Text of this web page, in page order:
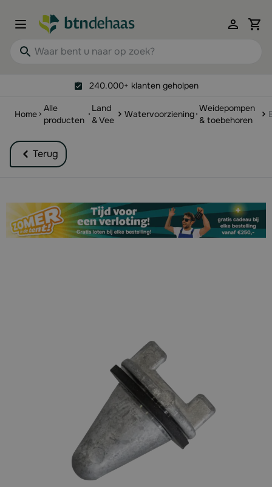
Waar bent u naar op zoek?
240.000+ klanten geholpen
Home
Alle
producten
Land
& Vee
Watervoorziening
Weidepompen
& toebehoren
Terug